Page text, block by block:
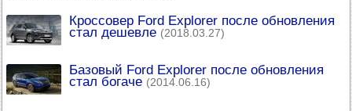
Кроссовер Ford Explorer после обновления
стал дешевле (2018.03.27)
Базовый Ford Explorer после обновления
стал богаче (2014.06.16)